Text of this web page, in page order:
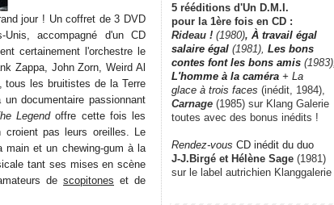
jour ! Un coffret de 3 DVD
accompagné d'un CD
certainement l'orchestre le
Zappa, John Zorn, Weird Al
tous les bruitistes de la Terre
documentaire passionnant
Legendoffre cette fois les
croient pas leurs oreilles. Le
main et un chewing-gum à la
tant ses mises en scène
de scopitones et de
5 rééditions d'Un D.M.I.
pour la 1ère fois en CD :
Rideau ! (1980), À travail égal
salaire égal (1981), Les bons
contes font les bons amis (1983),
L'homme à la caméra + La
glace à trois faces (inédit, 1984),
Carnage (1985) sur Klang Galerie
toutes avec des bonus inédits !
Rendez-vous CD inédit du duo
J-J.Birgé et Hélène Sage (1981)
sur le label autrichien Klanggalerie